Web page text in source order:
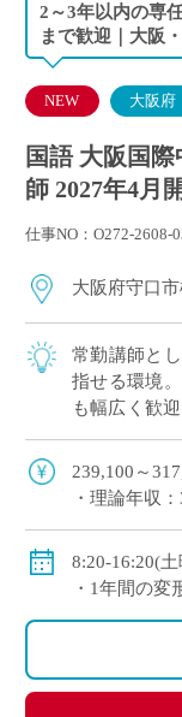
2～3年以内の専
まで歓迎｜大阪
NEW 大阪府
国語 大阪国
師 2027年4月
仕事NO：O272-2608-
大阪府守口
常勤講師と
指せる環境
も幅広く歓
安に専任教
239,100～
・理論年収
◇手当：各
◇保険：私
8:20-16:20(
・1年間の変